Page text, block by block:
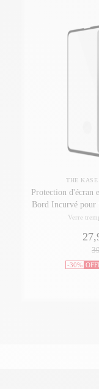
THE
Protection d'écran
Bord Incurvé pour
Verre
-30%